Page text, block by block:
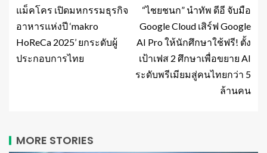
แม็คโคร เปิดมหกรรมธุรกิจ
อาหารแห่งปี ‘makro
HoReCa 2025’ ยกระดับผู้
ประกอบการไทย
“ไชยชนก” นำทัพ ดีอี จับมือ
Google Cloud เสิร์ฟ Google
AI Pro ให้นักศึกษาใช้ฟรี! ตั้ง
เป้าเฟส 2 ศึกษาเพื่อขยาย AI
ระดับพรีเมียมสู่คนไทยกว่า 5
ล้านคน
MORE STORIES